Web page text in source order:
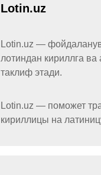
Lotin.uz
Lotin.uz —
лотиндан кириллга
таклиф этади.
Lotin.uz — поможет
кириллицы на